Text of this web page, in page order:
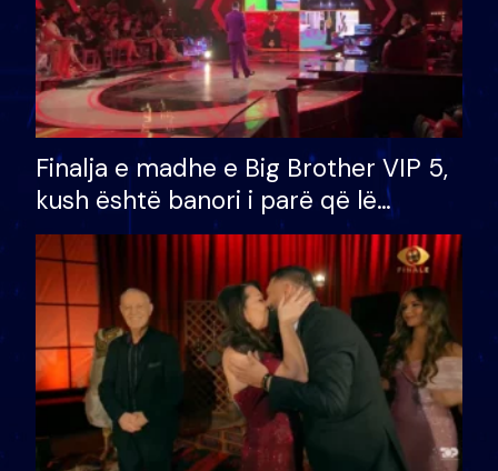
Finalja e madhe e Big Brother VIP 5,
kush është banori i parë që lë
shtëpinë dhe humb mundësinë për
të fituar çmimin e madh